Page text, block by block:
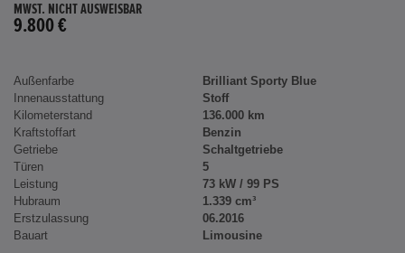
MWST. NICHT AUSWEISBAR
9.800 €
Außenfarbe
Brilliant Sporty Blue
Innenausstattung
Stoff
Kilometerstand
136.000 km
Kraftstoffart
Benzin
Getriebe
Schaltgetriebe
Türen
5
Leistung
73 kW / 99 PS
Hubraum
1.339 cm³
Erstzulassung
06.2016
Bauart
Limousine